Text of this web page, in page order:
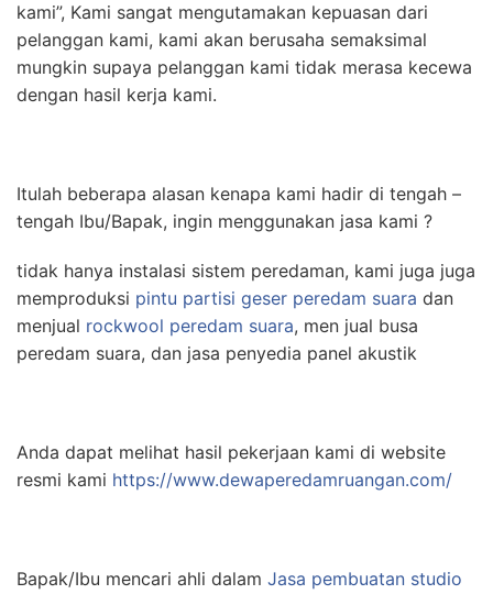
kami”, Kami sangat mengutamakan kepuasan dari
pelanggan kami, kami akan berusaha semaksimal
mungkin supaya pelanggan kami tidak merasa kecewa
dengan hasil kerja kami.
Itulah beberapa alasan kenapa kami hadir di tengah –
tengah Ibu/Bapak, ingin menggunakan jasa kami ?
tidak hanya instalasi sistem peredaman, kami juga juga
memproduksi pintu partisi geser peredam suara dan
menjual rockwool peredam suara, men jual busa
peredam suara, dan jasa penyedia panel akustik
Anda dapat melihat hasil pekerjaan kami di website
resmi kami https://www.dewaperedamruangan.com/
Bapak/Ibu mencari ahli dalam Jasa pembuatan studio